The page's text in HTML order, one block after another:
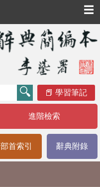
☰
學習筆記
進階檢索
部首索引 辭典附錄